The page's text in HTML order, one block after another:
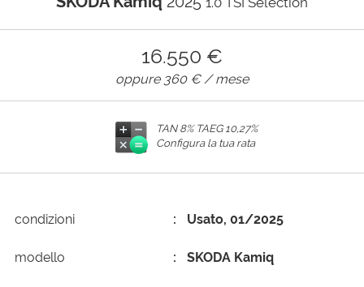
16.550 €
oppure 360 €/ mese
TAN 8% TAEG 10,27%
Configura la tua rata
condizioni Usato, 01/2025
modello SKODA Kamiq